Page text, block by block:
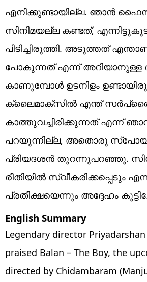
എനിക്കുണ്ടായില്ല. ഞാൻ
സിനിമയല്ല കണ്ടത്,
പിടിച്ചിരുത്തി. അടുത്തത്
പോകുന്നത് എന്ന് അറിയാനുള്ള
കാണുമ്പോൾ ഉടനിളം
ക്ലൈമാക്സിൽ എന്ത്
കാത്തുവച്ചിരിക്കുന്നത് എന്ന്
പറയുന്നില്ല, അതൊരു
പ്രിയദശൻ തുറന്നുപറഞ്ഞൂ.
രീതിയിൽ സ്വീകരിക്കപ്പെടും
പ്രതീക്ഷയെന്നും അദ്ദേഹം
English Summary
Legendary director
praised Balan – The Boy, the
directed by Chidambaram